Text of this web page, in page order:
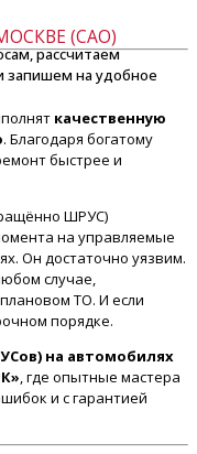
рассчитаем
запишем на удобное
(САО)
качественную
. Благодаря богатому
быстрее и
ШРУС)
на управляемые
Он достаточно уязвим.
случае,
ТО. И если
порядке.
на автомобилях
, где опытные мастера
и с гарантией